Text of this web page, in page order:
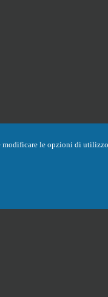
le opzioni di